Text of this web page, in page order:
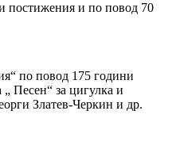
постижения и по повод 70
по повод 175 години
Песен“ за цигулка и
Златев-Черкин и др.